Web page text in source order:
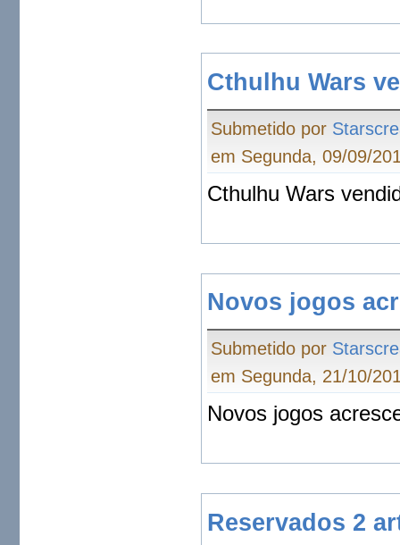
Cthulhu Wars
Submetido por
em Segunda, 09/09/
Cthulhu Wars
Novos jogos
Submetido por
em Segunda, 21/10/
Novos jogos
Reservados 2